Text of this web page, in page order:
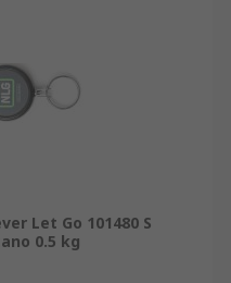
Let Go 101480 S
0.5 kg